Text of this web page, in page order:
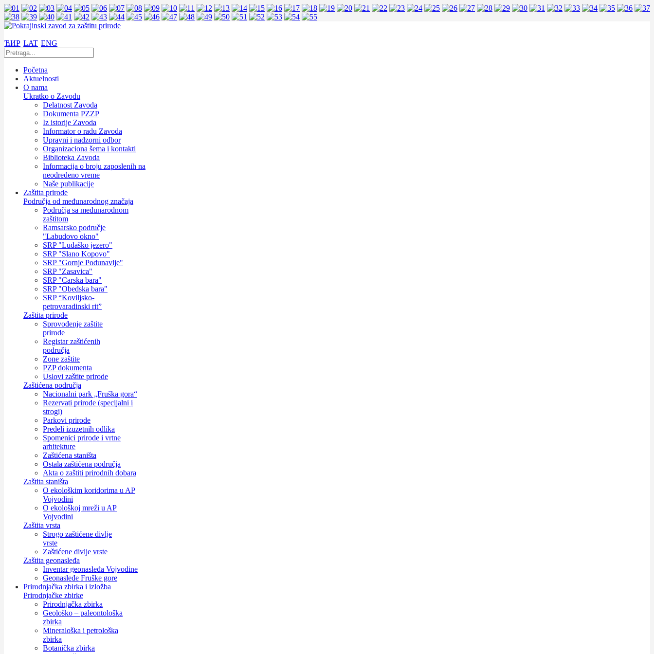
ЋИР LAT ENG
Početna
Aktuelnosti
O nama
Ukratko o Zavodu
Delatnost Zavoda
Dokumenta PZZP
Iz istorije Zavoda
Informator o radu Zavoda
Upravni i nadzorni odbor
Organizaciona šema i kontakti
Biblioteka Zavoda
Informacija o broju zaposlenih na
neodređeno vreme
Naše publikacije
Zaštita prirode
Područja od međunarodnog značaja
Područja sa međunarodnom
zaštitom
Ramsarsko područje
"Labudovo okno"
SRP "Ludaško jezero"
SRP "Slano Kopovo"
SRP "Gornje Podunavlje"
SRP "Zasavica"
SRP "Carska bara"
SRP "Obedska bara"
SRP “Koviljsko-
petrovaradinski rit”
Zaštita prirode
Sprovođenje zaštite
prirode
Registar zaštićenih
područja
Zone zaštite
PZP dokumenta
Uslovi zaštite prirode
Zaštićena područja
Nacionalni park „Fruška gora“
Rezervati prirode (specijalni i
strogi)
Parkovi prirode
Predeli izuzetnih odlika
Spomenici prirode i vrtne
arhitekture
Zaštićena staništa
Ostala zaštićena područja
Akta o zaštiti prirodnih dobara
Zaštita staništa
O ekološkim koridorima u AP
Vojvodini
O ekološkoj mreži u AP
Vojvodini
Zaštita vrsta
Strogo zaštićene divlje
vrste
Zaštićene divlje vrste
Zaštita geonasleđa
Inventar geonasleđa Vojvodine
Geonasleđe Fruške gore
Prirodnjačka zbirka i izložba
Prirodnjačke zbirke
Prirodnjačka zbirka
Geološko – paleontološka
zbirka
Mineraloška i petrološka
zbirka
Botanička zbirka